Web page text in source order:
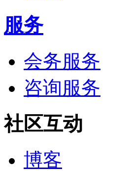
服务
会务服务
咨询服务
社区互动
博客